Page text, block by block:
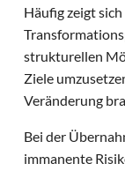
Häufig zeigt
strukturellen
Ziele
Veränderung
Bei der
immanente